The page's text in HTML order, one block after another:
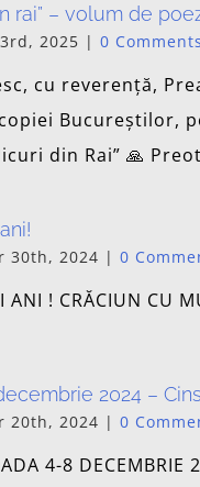
rai” – volum de
2025 | 0 Comments
cu reverență,
Bucureștilor,
din Rai” 🙏
30th, 2024 | 0
ANI ! CRĂCIUN CU
2024 –
20th, 2024 | 0
4-8 DECEMBRIE